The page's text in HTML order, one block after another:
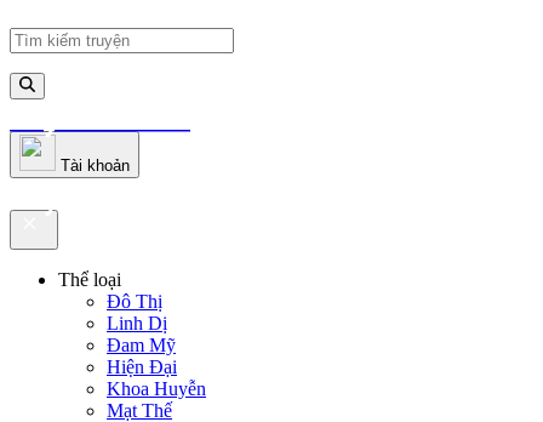
truyenfullz.com
Tài khoản
truyenfullz.com
Thể loại
Đô Thị
Linh Dị
Đam Mỹ
Hiện Đại
Khoa Huyễn
Mạt Thế